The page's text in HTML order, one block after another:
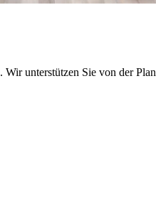
Wir unterstützen Sie von der